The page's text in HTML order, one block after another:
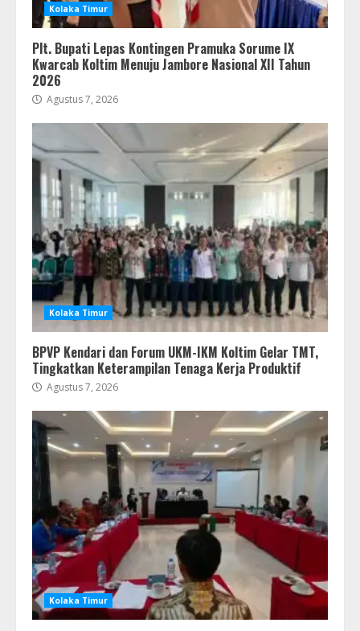
Kolaka Timur
Plt. Bupati Lepas Kontingen Pramuka Sorume IX
Kwarcab Koltim Menuju Jambore Nasional XII Tahun
2026
Agustus 7, 2026
Kolaka Timur
BPVP Kendari dan Forum UKM-IKM Koltim Gelar TMT,
Tingkatkan Keterampilan Tenaga Kerja Produktif
Agustus 7, 2026
Kolaka Timur